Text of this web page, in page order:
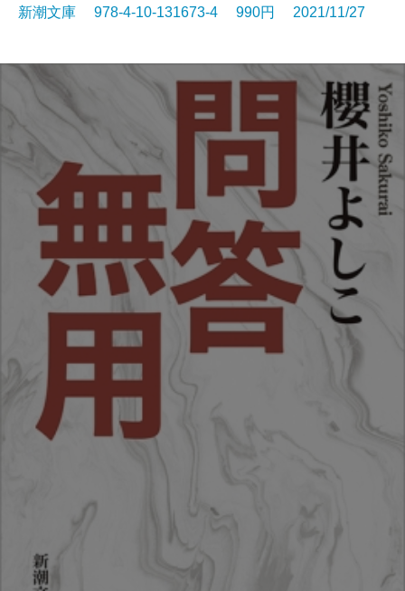
新潮文庫 978-4-10-131673-4 990円 2021/11/27